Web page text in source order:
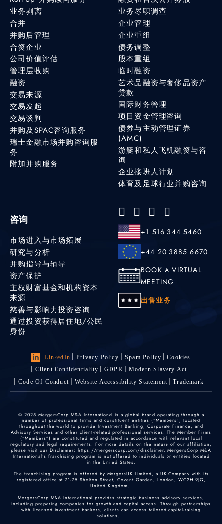
业务剥离
合并
并购后管理
合资企业
公司价值评估
管理层收购
融资
交易来源
交易发起
交易谈判
并购及SPAC咨询服务
瑞士金融市场并购咨询服
务
附加并购服务
业务尽职调查
企业管理
企业重组
债务调整
股本重组
临时融资
艺术品融资与奢侈品资产
贷款
国际财务管理
项目资金管理咨询
债券与主动管理证券
(AMC)
游艇和私人飞机融资与咨
询
企业接班人计划
体育及足球行业并购咨询
咨询
市场进入与市场拓展
研究与分析
并购指导与辅导
资产保护
主权财富基金和机构资本
来源
慈善与影响力投资咨询
通过投资获得居住地/公民
身份
+1 516 344 5460
+44 20 3885 6670
BOOK A VIRTUAL
MEETING
出售业务
LinkedIn Privacy Policy Spam Policy
Cookies
Client Confidentiality
GDPR
Modern Slavery Act
Code Of Conduct
Website Accessibility Statement Trademark
© 2025 MergersCorp M&A International is a global brand operating through a
number of professional firms and constituent entities (“Members”) located
throughout the world to provide Investment Banking, Corporate Finance, and
Advisory Services and other client-related professional services. The Member Firms
(“Members”) are constituted and regulated in accordance with relevant local
regulatory and legal requirements. For more details on the nature of our affiliation,
please visit our Disclaimer: https://mergerscorp.com/disclaimer. MergersCorp M&A
International's franchising program is not offered to individuals or entities located
in the United States.
The franchising program is offered by MergersUK Limited, a UK Company with its
registered office at 71-75 Shelton Street, Covent Garden, London, WC2H 9JQ,
United Kingdom.
MergersCorp M&A International provides strategic business advisory services,
including preparing companies for growth and capital access. Through partnerships
with licensed investment bankers, clients can access tailored capital-raising
solutions.